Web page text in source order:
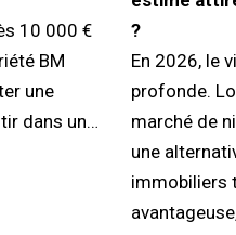
10 000 €
BM
une
dans un…
?
En 2026, le
profonde.
marché de
une
immobiliers